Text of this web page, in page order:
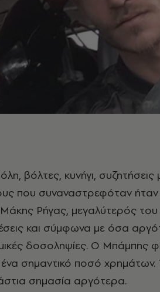
βόλτες, κυνήγι,
που συναναστρεφόταν ήταν
Ρήγας, μεγαλύτερός του
και σύμφωνα με όσα
δοσοληψίες. Ο Μπάμπης
σημαντικό ποσό χρημάτων.
σημασία αργότερα.